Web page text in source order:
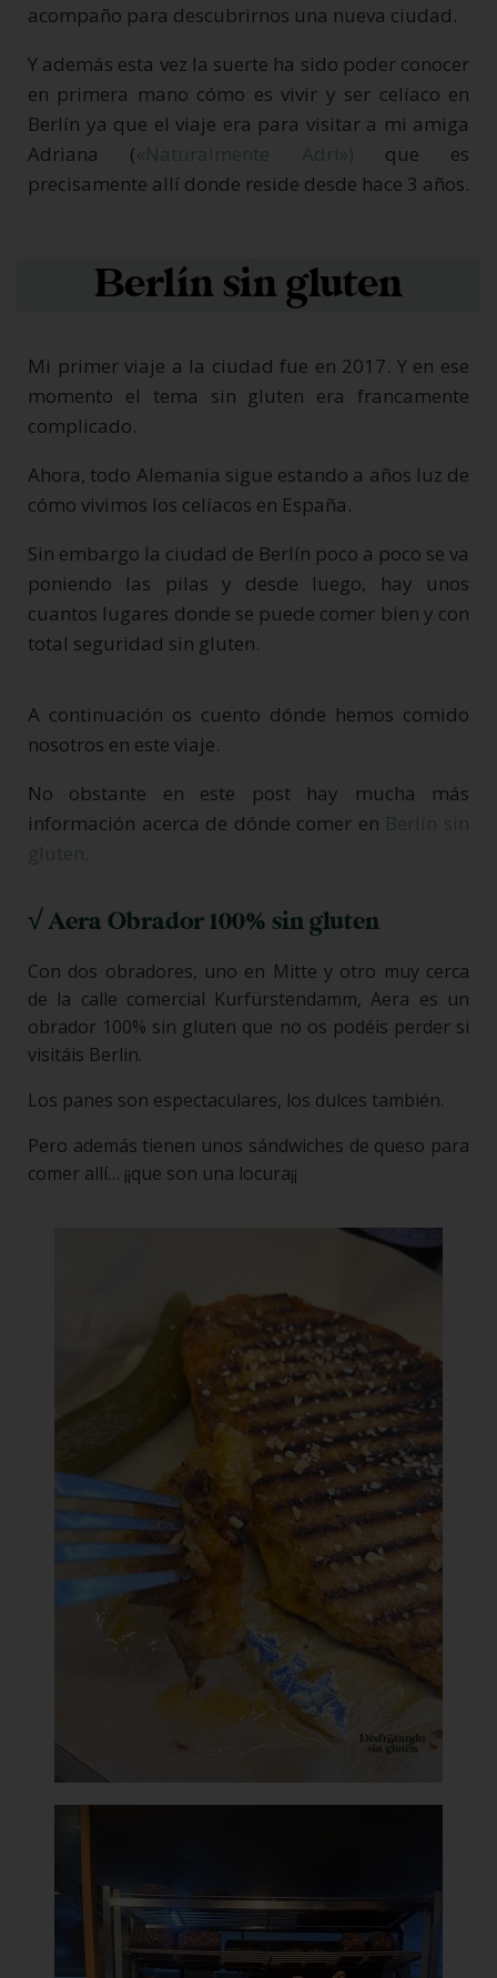
acompaño para descubrirnos una nueva ciudad.
Y además esta vez la suerte ha sido poder conocer
en primera mano cómo es vivir y ser celíaco en
Berlín ya que el viaje era para visitar a mi amiga
Adriana («Naturalmente Adri») que es
precisamente allí donde reside desde hace 3 años.
Berlín sin gluten
Mi primer viaje a la ciudad fue en 2017. Y en ese
momento el tema sin gluten era francamente
complicado.
Ahora, todo Alemania sigue estando a años luz de
cómo vivimos los celíacos en España.
Sin embargo la ciudad de Berlín poco a poco se va
poniendo las pilas y desde luego, hay unos
cuantos lugares donde se puede comer bien y con
total seguridad sin gluten.
A continuación os cuento dónde hemos comido
nosotros en este viaje.
No obstante en este post hay mucha más
información acerca de dónde comer en Berlín sin
gluten.
√ Aera Obrador 100% sin gluten
Con dos obradores, uno en Mitte y otro muy cerca
de la calle comercial Kurfürstendamm, Aera es un
obrador 100% sin gluten que no os podéis perder si
visitáis Berlin.
Los panes son espectaculares, los dulces también.
Pero además tienen unos sándwiches de queso para
comer allí… ¡¡que son una locura¡¡